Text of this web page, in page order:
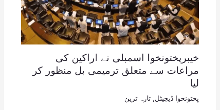
خیبرپختونخوا اسمبلی نے اراکین کی
مراعات سے متعلق ترمیمی بل منظور کر
لیا
پختونخوا ڈیجیٹل تازہ ترین